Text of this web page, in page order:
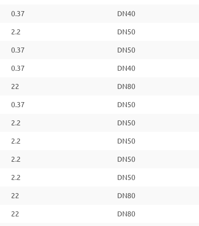
0.37 DN40
2.2 DN50
0.37 DN50
0.37 DN40
22 DN80
0.37 DN50
2.2 DN50
2.2 DN50
2.2 DN50
2.2 DN50
22 DN80
22 DN80